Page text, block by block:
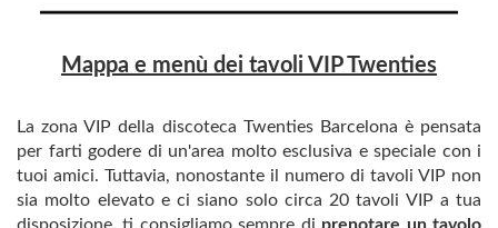
Mappa e menù dei tavoli VIP Twenties
La zona VIP della discoteca Twenties Barcelona è pensata
per farti godere di un'area molto esclusiva e speciale con i
tuoi amici. Tuttavia, nonostante il numero di tavoli VIP non
sia molto elevato e ci siano solo circa 20 tavoli VIP a tua
disposizione, ti consigliamo sempre di prenotare un tavolo